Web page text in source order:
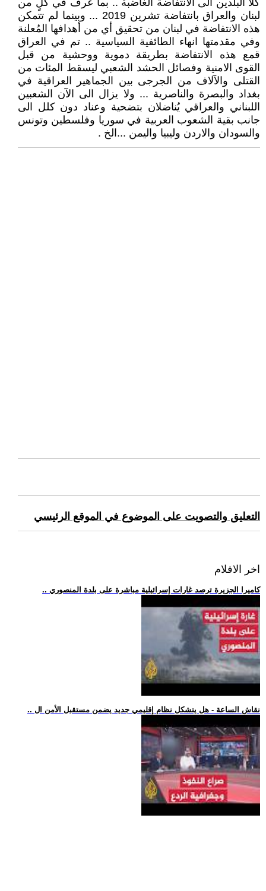
كلا البلدين الى الانتفاضة الغاضبة .. بما عرف في كلٍ من
لبنان والعراق بانتفاضة تشرين 2019 ... وبينما لم تتمكن
هذه الانتفاضة في لبنان من تحقيق أي من أهدافها المُعلنة
وفي مقدمتها انهاء الطائفية السياسية .. تم في العراق
قمع هذه الانتفاضة بطريقة دموية ووحشية من قبل
القوى الامنية وفصائل الحشد الشعبي ليسقط المئات من
القتلى والآلاف من الجرجى بين الجماهير العراقية في
بغداد والبصرة والناصرية ... ولا يزال الى الآن الشعبين
اللبناني والعراقي يُناضلان بتضحية وعناد دون كلل الى
جانب بقية الشعوب العربية في سوريا وفلسطين وتونس
والسودان والاردن وليبيا واليمن ...الخ .
التعليق والتصويت على الموضوع في الموقع الرئيسي
اخر الافلام
.. كاميرا الجزيرة ترصد غارات إسرائيلية مباشرة على بلدة المنصوري
.. نقاش الساعة - هل يتشكل نظام إقليمي جديد يضمن مستقبل الأمن ال